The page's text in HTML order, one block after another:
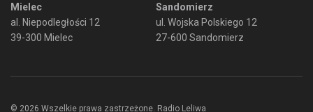
Mielec
al. Niepodległości 12
39-300 Mielec
Sandomierz
ul. Wojska Polskiego 12
27-600 Sandomierz
© 2026 Wszelkie prawa zastrzeżone. Radio Leliwa